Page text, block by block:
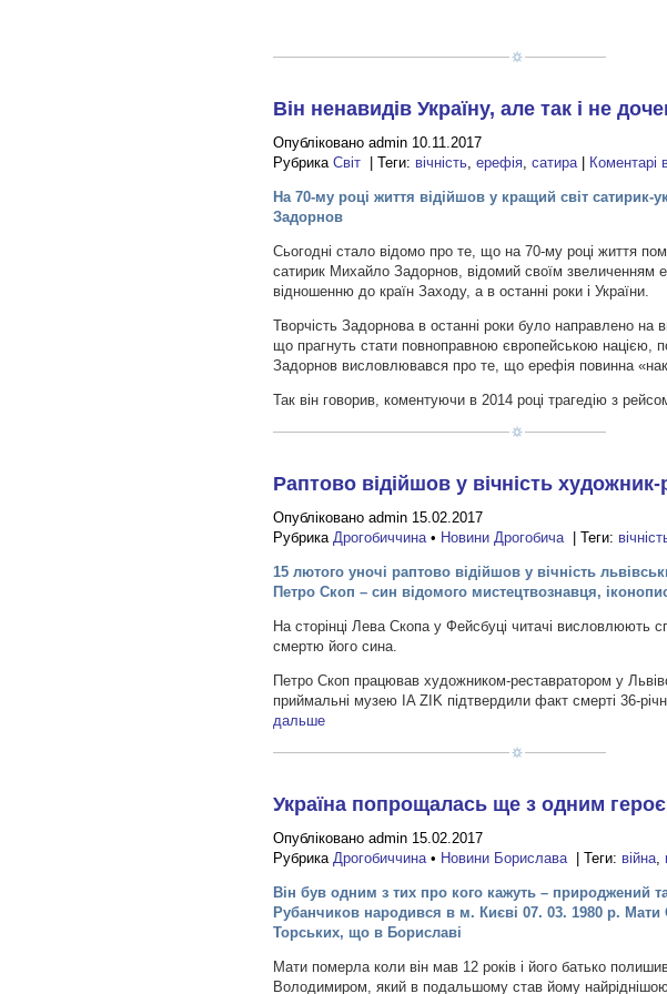
Він ненавидів Україну, але так і не
Опубліковано admin 10.11.2017
РубрикаСвіт | Теги: вічність ,ерефія ,сатира Коментарі
На 70-му році життя відійшов у кращий світ сатирик-
Задорнов
Сьогодні стало відомо про те, що на 70-му році життя
сатирик Михайло Задорнов, відомий своїм звеличенням
відношенню до країн Заходу, а в останні роки і України.
Творчість Задорнова в останні роки було направлено на
що прагнуть стати повноправною європейською нацією,
Задорнов висловлювався про те, що ерефія повинна
Так він говорив, коментуючи в 2014 році трагедію з
Раптово відійшов у вічність
Опубліковано admin 15.02.2017
Рубрика Дрогобиччина • Новини Дрогобича | Теги:
15 лютого уночі раптово відійшов у вічність
Петро Скоп – син відомого мистецтвознавця,
На сторінці Лева Скопа у Фейсбуці читачі висловлюють
смертю його сина.
Петро Скоп працював художником-реставратором у
приймальні музею IA ZIK підтвердили факт смерті 36-
дальше
Україна попрощалась ще з одним
Опубліковано admin 15.02.2017
Рубрика Дрогобиччина • Новини Борислава | Теги: війна
Він був одним з тих про кого кажуть – природжений
Рубанчиков народився в м. Києві 07. 03. 1980 р. Мати
Торських, що в Бориславі
Мати померла коли він мав 12 років і його батько
Володимиром, який в подальшому став йому